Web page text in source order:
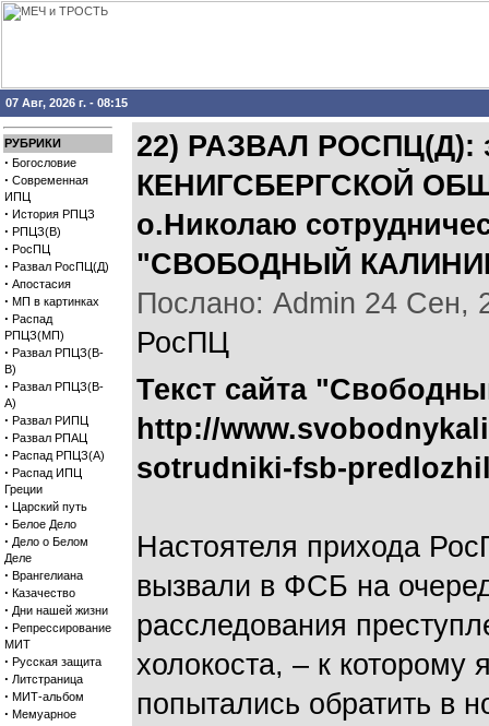
07 Авг, 2026 г. - 08:15
РУБРИКИ
· Богословие
· Современная
ИПЦ
· История РПЦЗ
· РПЦЗ(В)
· РосПЦ
· Развал РосПЦ(Д)
· Апостасия
· МП в картинках
· Распад
РПЦЗ(МП)
· Развал РПЦЗ(В-
В)
· Развал РПЦЗ(В-
А)
· Развал РИПЦ
· Развал РПАЦ
· Распад РПЦЗ(А)
· Распад ИПЦ
Греции
· Царский путь
· Белое Дело
· Дело о Белом
Деле
· Врангелиана
· Казачество
· Дни нашей жизни
· Репрессирование
МИТ
· Русская защита
· Литстраница
· МИТ-альбом
· Мемуарное
22) РАЗВАЛ
КЕНИГСБЕРГСКОЙ
о.Николаю
"СВОБОДНЫЙ
Послано: Admin 24 Сен,
РосПЦ
Текст сайта
http://
sotrudniki-fsb-
Настоятеля прихода
вызвали в ФСБ на
расследования
холокоста, – к которому
попытались обратить в